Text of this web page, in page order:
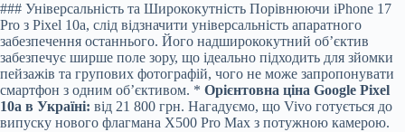
### Універсальність та Ширококутність Порівнюючи iPhone 17
Pro з Pixel 10a, слід відзначити універсальність апаратного
забезпечення останнього. Його надширококутний об’єктив
забезпечує ширше поле зору, що ідеально підходить для зйомки
пейзажів та групових фотографій, чого не може запропонувати
смартфон з одним об’єктивом. * Орієнтовна ціна Google Pixel
10a в Україні: від 21 800 грн. Нагадуємо, що Vivo готується до
випуску нового флагмана X500 Pro Max з потужною камерою.